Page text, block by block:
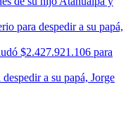
para despedir a su papá,
$2.427.921.106 para
a su papá, Jorge